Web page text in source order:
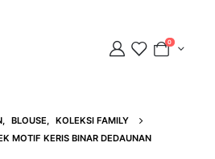
0
, BLOUSE, KOLEKSI FAMILY
MOTIF KERIS BINAR DEDAUNAN